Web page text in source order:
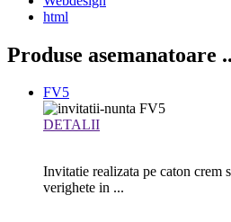
html
Produse asemanatoare ..
FV5
DETALII
Invitatie realizata pe caton crem
verighete in ...